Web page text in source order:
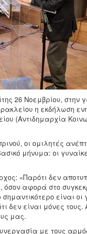
26 Νοεμβρίου, στην
η εκδήλωση
(Αντιδημαρχία
οι ομιλητές
μήνυμα: οι
«Παρότι δεν
αφορά στο
είναι οι
δεν είναι μόνες
μας.
με τους